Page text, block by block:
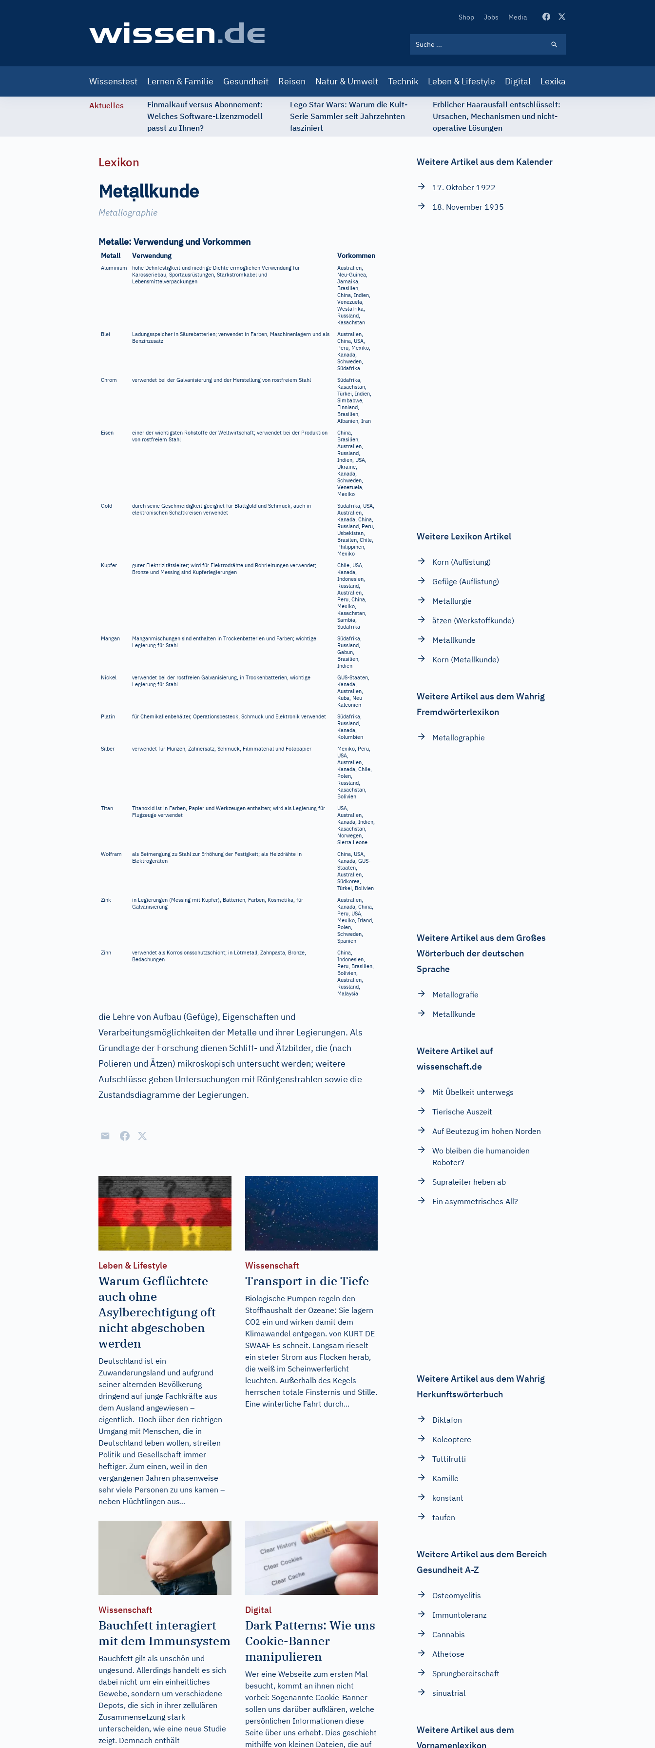
Secondary
Shop Jobs Media
navigation
Wissenstest Lernen & Familie Gesundheit Reisen Natur & Umwelt Technik Leben & Lifestyle Digital Lexika
Aktuelles
Einmalkauf versus Abonnement:
Welches Software-Lizenzmodell
passt zu Ihnen?
Lego Star Wars: Warum die Kult-
Serie Sammler seit Jahrzehnten
fasziniert
Erblicher Haarausfall entschlüsselt:
Ursachen, Mechanismen und nicht-
operative Lösungen
Lexikon
Metạllkunde
Metallographie
Metalle: Verwendung und Vorkommen
Metall Verwendung Vorkommen
Aluminium
hohe Dehnfestigkeit und niedrige Dichte ermöglichen Verwendung für
Karosseriebau, Sportausrüstungen, Starkstromkabel und
Lebensmittelverpackungen
Australien,
Neu-Guinea,
Jamaika,
Brasilien,
China, Indien,
Venezuela,
Westafrika,
Russland,
Kasachstan
Blei
Ladungsspeicher in Säurebatterien; verwendet in Farben, Maschinenlagern und als
Benzinzusatz
Australien,
China, USA,
Peru, Mexiko,
Kanada,
Schweden,
Südafrika
Chrom
verwendet bei der Galvanisierung und der Herstellung von rostfreiem Stahl
Südafrika,
Kasachstan,
Türkei, Indien,
Simbabwe,
Finnland,
Brasilien,
Albanien, Iran
Eisen
einer der wichtigsten Rohstoffe der Weltwirtschaft; verwendet bei der Produktion
von rostfreiem Stahl
China,
Brasilien,
Australien,
Russland,
Indien, USA,
Ukraine,
Kanada,
Schweden,
Venezuela,
Mexiko
Gold
durch seine Geschmeidigkeit geeignet für Blattgold und Schmuck; auch in
elektronischen Schaltkreisen verwendet
Südafrika, USA,
Australien,
Kanada, China,
Russland, Peru,
Usbekistan,
Brasilen, Chile,
Philippinen,
Mexiko
Kupfer
guter Elektrizitätsleiter; wird für Elektrodrähte und Rohrleitungen verwendet;
Bronze und Messing sind Kupferlegierungen
Chile, USA,
Kanada,
Indonesien,
Russland,
Australien,
Peru, China,
Mexiko,
Kasachstan,
Sambia,
Südafrika
Mangan
Manganmischungen sind enthalten in Trockenbatterien und Farben; wichtige
Legierung für Stahl
Südafrika,
Russland,
Gabun,
Brasilien,
Indien
Nickel
verwendet bei der rostfreien Galvanisierung, in Trockenbatterien, wichtige
Legierung für Stahl
GUS-Staaten,
Kanada,
Australien,
Kuba, Neu
Kaleonien
Platin
für Chemikalienbehälter, Operationsbesteck, Schmuck und Elektronik verwendet
Südafrika,
Russland,
Kanada,
Kolumbien
Silber
verwendet für Münzen, Zahnersatz, Schmuck, Filmmaterial und Fotopapier
Mexiko, Peru,
USA,
Australien,
Kanada, Chile,
Polen,
Russland,
Kasachstan,
Bolivien
Titan
Titanoxid ist in Farben, Papier und Werkzeugen enthalten; wird als Legierung für
Flugzeuge verwendet
USA,
Australien,
Kanada, Indien,
Kasachstan,
Norwegen,
Sierra Leone
Wolfram
als Beimengung zu Stahl zur Erhöhung der Festigkeit; als Heizdrähte in
Elektrogeräten
China, USA,
Kanada, GUS-
Staaten,
Australien,
Südkorea,
Türkei, Bolivien
Zink
in Legierungen (Messing mit Kupfer), Batterien, Farben, Kosmetika, für
Galvanisierung
Australien,
Kanada, China,
Peru, USA,
Mexiko, Irland,
Polen,
Schweden,
Spanien
Zinn
verwendet als Korrosionsschutzschicht; in Lötmetall, Zahnpasta, Bronze,
Bedachungen
China,
Indonesien,
Peru, Brasilien,
Bolivien,
Australien,
Russland,
Malaysia
die Lehre von Aufbau (Gefüge), Eigenschaften und
Verarbeitungsmöglichkeiten der Metalle und ihrer Legierungen. Als
Grundlage der Forschung dienen Schliff- und Ätzbilder, die (nach
Polieren und Ätzen) mikroskopisch untersucht werden; weitere
Aufschlüsse geben Untersuchungen mit Röntgenstrahlen sowie die
Zustandsdiagramme der Legierungen.
Leben & Lifestyle
Warum Geflüchtete
auch ohne
Asylberechtigung oft
nicht abgeschoben
werden
Deutschland ist ein
Zuwanderungsland und aufgrund
seiner alternden Bevölkerung
dringend auf junge Fachkräfte aus
dem Ausland angewiesen –
eigentlich. Doch über den richtigen
Umgang mit Menschen, die in
Deutschland leben wollen, streiten
Politik und Gesellschaft immer
heftiger. Zum einen, weil in den
vergangenen Jahren phasenweise
sehr viele Personen zu uns kamen –
neben Flüchtlingen aus...
Wissenschaft
Transport in die Tiefe
Biologische Pumpen regeln den
Stoffhaushalt der Ozeane: Sie lagern
CO2 ein und wirken damit dem
Klimawandel entgegen. von KURT DE
SWAAF Es schneit. Langsam rieselt
ein steter Strom aus Flocken herab,
die weiß im Scheinwerferlicht
leuchten. Außerhalb des Kegels
herrschen totale Finsternis und Stille.
Eine winterliche Fahrt durch...
Wissenschaft
Bauchfett interagiert
mit dem Immunsystem
Bauchfett gilt als unschön und
ungesund. Allerdings handelt es sich
dabei nicht um ein einheitliches
Gewebe, sondern um verschiedene
Depots, die sich in ihrer zellulären
Zusammensetzung stark
unterscheiden, wie eine neue Studie
zeigt. Demnach enthält
Digital
Dark Patterns: Wie uns
Cookie-Banner
manipulieren
Wer eine Webseite zum ersten Mal
besucht, kommt an ihnen nicht
vorbei: Sogenannte Cookie-Banner
sollen uns darüber aufklären, welche
persönlichen Informationen diese
Seite über uns erhebt. Dies geschieht
mithilfe von kleinen Dateien, die auf
Weitere Artikel aus dem Kalender
17. Oktober 1922
18. November 1935
Weitere Lexikon Artikel
Korn (Auflistung)
Gefüge (Auflistung)
Metallurgie
ätzen (Werkstoffkunde)
Metallkunde
Korn (Metallkunde)
Weitere Artikel aus dem Wahrig
Fremdwörterlexikon
Metallographie
Weitere Artikel aus dem Großes
Wörterbuch der deutschen
Sprache
Metallografie
Metallkunde
Weitere Artikel auf
wissenschaft.de
Mit Übelkeit unterwegs
Tierische Auszeit
Auf Beutezug im hohen Norden
Wo bleiben die humanoiden
Roboter?
Supraleiter heben ab
Ein asymmetrisches All?
Weitere Artikel aus dem Wahrig
Herkunftswörterbuch
Diktafon
Koleoptere
Tuttifrutti
Kamille
konstant
taufen
Weitere Artikel aus dem Bereich
Gesundheit A-Z
Osteomyelitis
Immuntoleranz
Cannabis
Athetose
Sprungbereitschaft
sinuatrial
Weitere Artikel aus dem
Vornamenlexikon